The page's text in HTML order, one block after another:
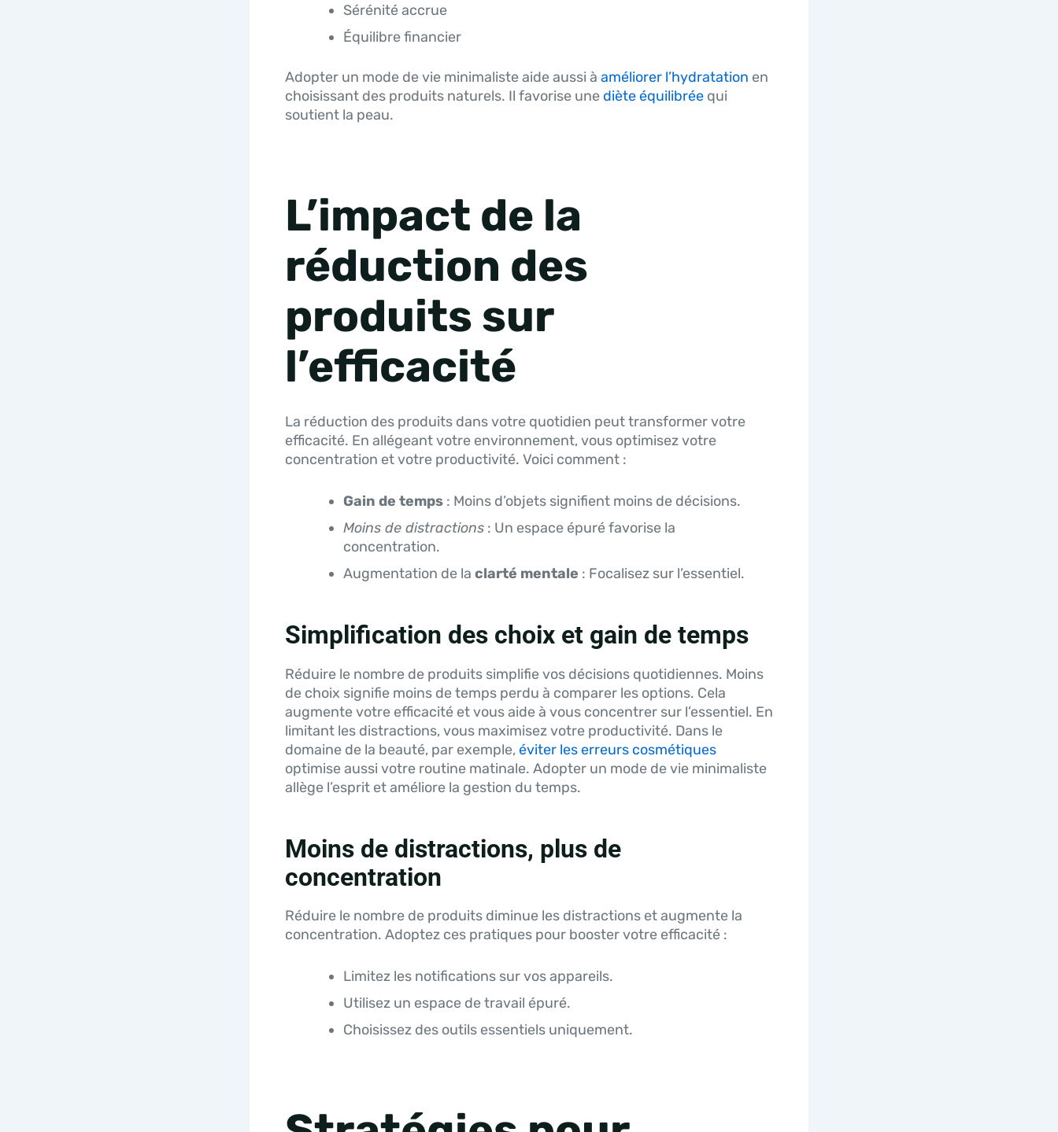
Sérénité accrue
Équilibre financier
Adopter un mode de vie minimaliste aide aussi à améliorer l’hydratation en
choisissant des produits naturels. Il favorise unediète équilibrée qui
soutient la peau.
L’impact de la
réduction des
produits sur
l’efficacité
La réduction des produits dans votre quotidien peut transformer votre
efficacité. En allégeant votre environnement, vous optimisez votre
concentration et votre productivité. Voici comment :
Gain de temps : Moins d’objets signifient moins de décisions.
Moins de distractions : Un espace épuré favorise la
concentration.
Augmentation de la clarté mentale : Focalisez sur l’essentiel.
Simplification des choix et gain de temps
Réduire le nombre de produits simplifie vos décisions quotidiennes. Moins
de choix signifie moins de temps perdu à comparer les options. Cela
augmente votre efficacité et vous aide à vous concentrer sur l’essentiel. En
limitant les distractions, vous maximisez votre productivité. Dans le
domaine de la beauté, par exemple,éviter les erreurs cosmétiques
optimise aussi votre routine matinale. Adopter un mode de vie minimaliste
allège l’esprit et améliore la gestion du temps.
Moins de distractions, plus de
concentration
Réduire le nombre de produits diminue les distractions et augmente la
concentration. Adoptez ces pratiques pour booster votre efficacité :
Limitez les notifications sur vos appareils.
Utilisez un espace de travail épuré.
Choisissez des outils essentiels uniquement.